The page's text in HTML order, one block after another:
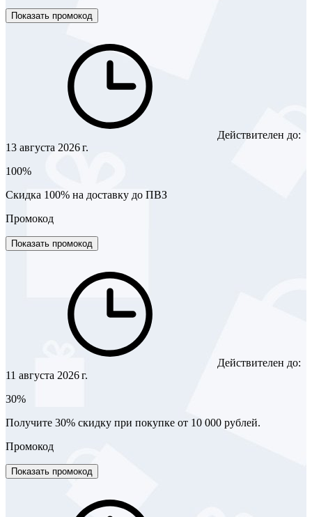
Показать промокод
Действителен до:
13 августа 2026 г.
100%
Скидка 100% на доставку до ПВЗ
Промокод
Показать промокод
Действителен до:
11 августа 2026 г.
30%
Получите 30% скидку при покупке от 10 000 рублей.
Промокод
Показать промокод